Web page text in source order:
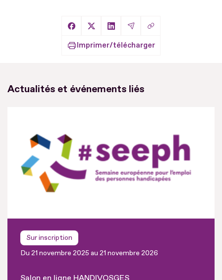
Partager sur Facebook
Partager sur X
Partager sur LinkedIn
Partager par Email
Copier le lien
Imprimer/télécharger
Actualités et événements liés
Sur inscription
Du 21 novembre 2025 au 21 novembre 2026
Salon en ligne HANDIVOSGES